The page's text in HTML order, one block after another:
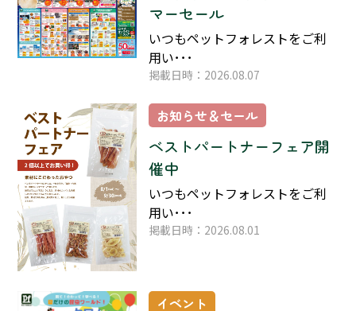
マーセール
いつもペットフォレストをご利
用い･･･
掲載日時：2026.08.07
お知らせ＆セール
ベストパートナーフェア開
催中
いつもペットフォレストをご利
用い･･･
掲載日時：2026.08.01
イベント